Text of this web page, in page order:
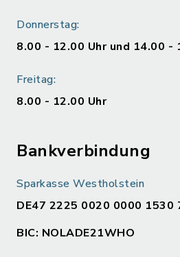
Donnerstag:
8.00 - 12.00 Uhr und 14.00 -
Freitag:
8.00 - 12.00 Uhr
Bankverbindung
Sparkasse Westholstein
DE47 2225 0020 0000 1530
BIC: NOLADE21WHO